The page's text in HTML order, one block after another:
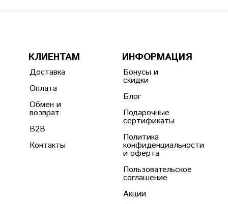
КЛИЕНТАМ
Доставка
Оплата
Обмен и
возврат
B2B
Контакты
ИНФОРМАЦИЯ
Бонусы и
скидки
Блог
Подарочные
сертификаты
Политика
конфиденциальности
и оферта
Пользовательское
соглашение
Акции